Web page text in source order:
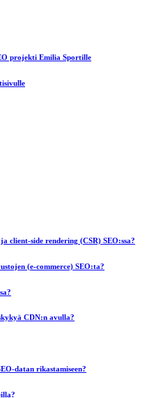
projekti Emilia Sportille
client-side rendering (CSR) SEO:ssa?
(e-commerce) SEO:ta?
CDN:n avulla?
datan rikastamiseen?